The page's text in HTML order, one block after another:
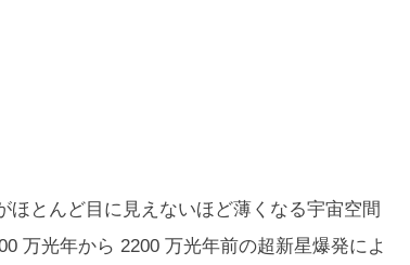
とんど目に見えないほど薄くなる宇宙空間
万光年から 2200 万光年前の超新星爆発によ